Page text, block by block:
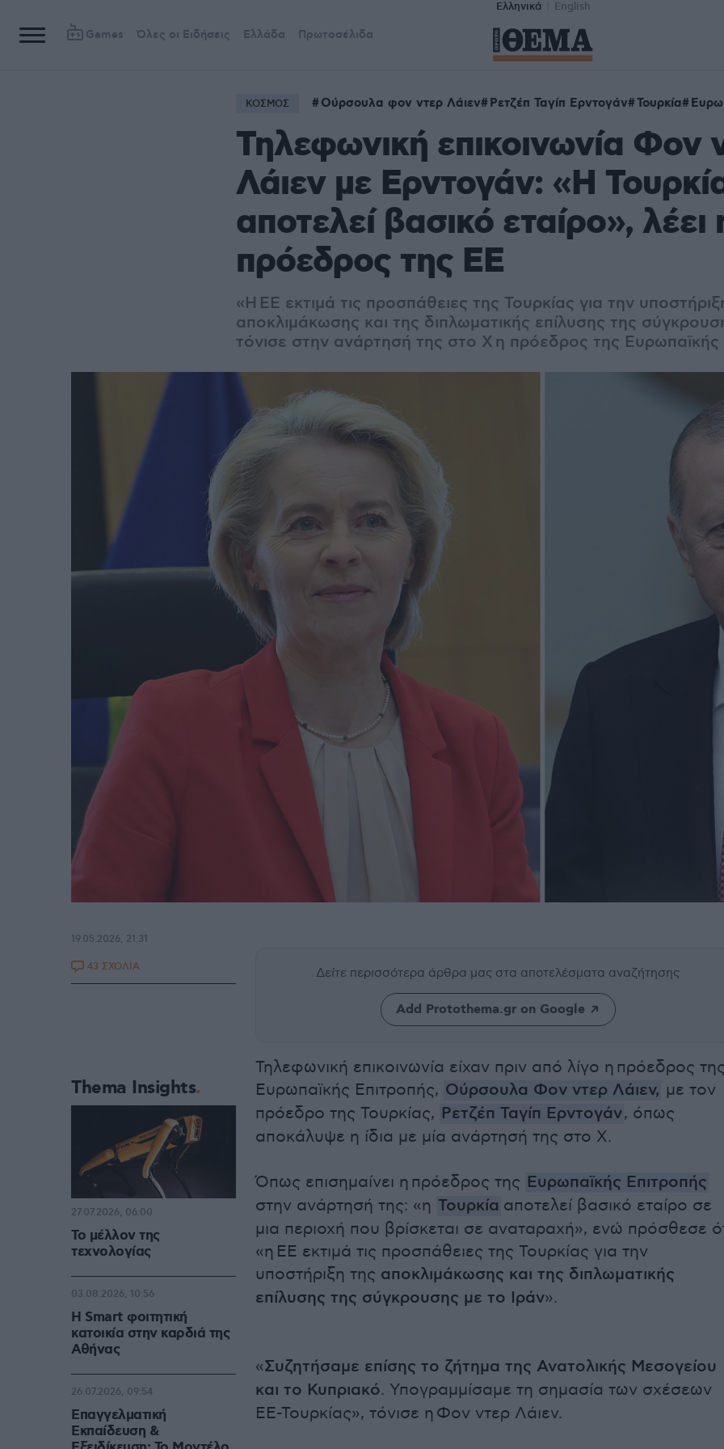
Ελληνικά English
Games Όλες οι Ειδήσεις Ελλάδα Πρωτοσέλιδα
ΚΟΣΜΟΣ Ούρσουλα φον ντερ Λάιεν Ρετζέπ Ταγίπ Ερντογάν Τουρκία
Τηλεφωνική επικοινωνία Φον
Λάιεν με Ερντογάν: «Η
αποτελεί βασικό εταίρο», λέει
πρόεδρος της ΕΕ
«Η ΕΕ εκτιμά τις προσπάθειες της Τουρκίας για την
αποκλιμάκωσης και της διπλωματικής επίλυσης της
τόνισε στην ανάρτησή της στο Χ η πρόεδρος της Ευρωπαϊκής
Δείτε περισσότερα άρθρα μας στα αποτελέσματα αναζήτησης
Add Protothema.gr on Google
Τηλεφωνική επικοινωνία είχαν πριν από λίγο η πρόεδρος
Ευρωπαϊκής Επιτροπής, Ούρσουλα Φον ντερ Λάιεν, με τον
πρόεδρο της Τουρκίας, Ρετζέπ Ταγίπ Ερντογάν, όπως
αποκάλυψε η ίδια με μία ανάρτησή της στο Χ.
Όπως επισημαίνει η πρόεδρος της Ευρωπαϊκής Επιτροπής
στην ανάρτησή της: «η Τουρκία αποτελεί βασικό εταίρο σε
μια περιοχή που βρίσκεται σε αναταραχή», ενώ πρόσθεσε
«η ΕΕ εκτιμά τις προσπάθειες της Τουρκίας για την
υποστήριξη της αποκλιμάκωσης και της διπλωματικής
επίλυσης της σύγκρουσης με το Ιράν».
«Συζητήσαμε επίσης το ζήτημα της Ανατολικής Μεσογείου
και το Κυπριακό. Υπογραμμίσαμε τη σημασία των σχέσεων
ΕΕ-Τουρκίας», τόνισε η Φον ντερ Λάιεν.
19.05.2026, 21:31
43 ΣΧΟΛΙΑ
Thema Insights
Το μέλλον της
τεχνολογίας
27.07.2026, 06:00
Η Smart φοιτητική
κατοικία στην καρδιά της
Αθήνας
03.08.2026, 10:56
Επαγγελματική
Εκπαίδευση &
26.07.2026, 09:54